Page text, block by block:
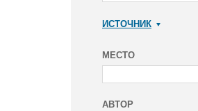
ИСТОЧНИК
МЕСТО
АВТОР